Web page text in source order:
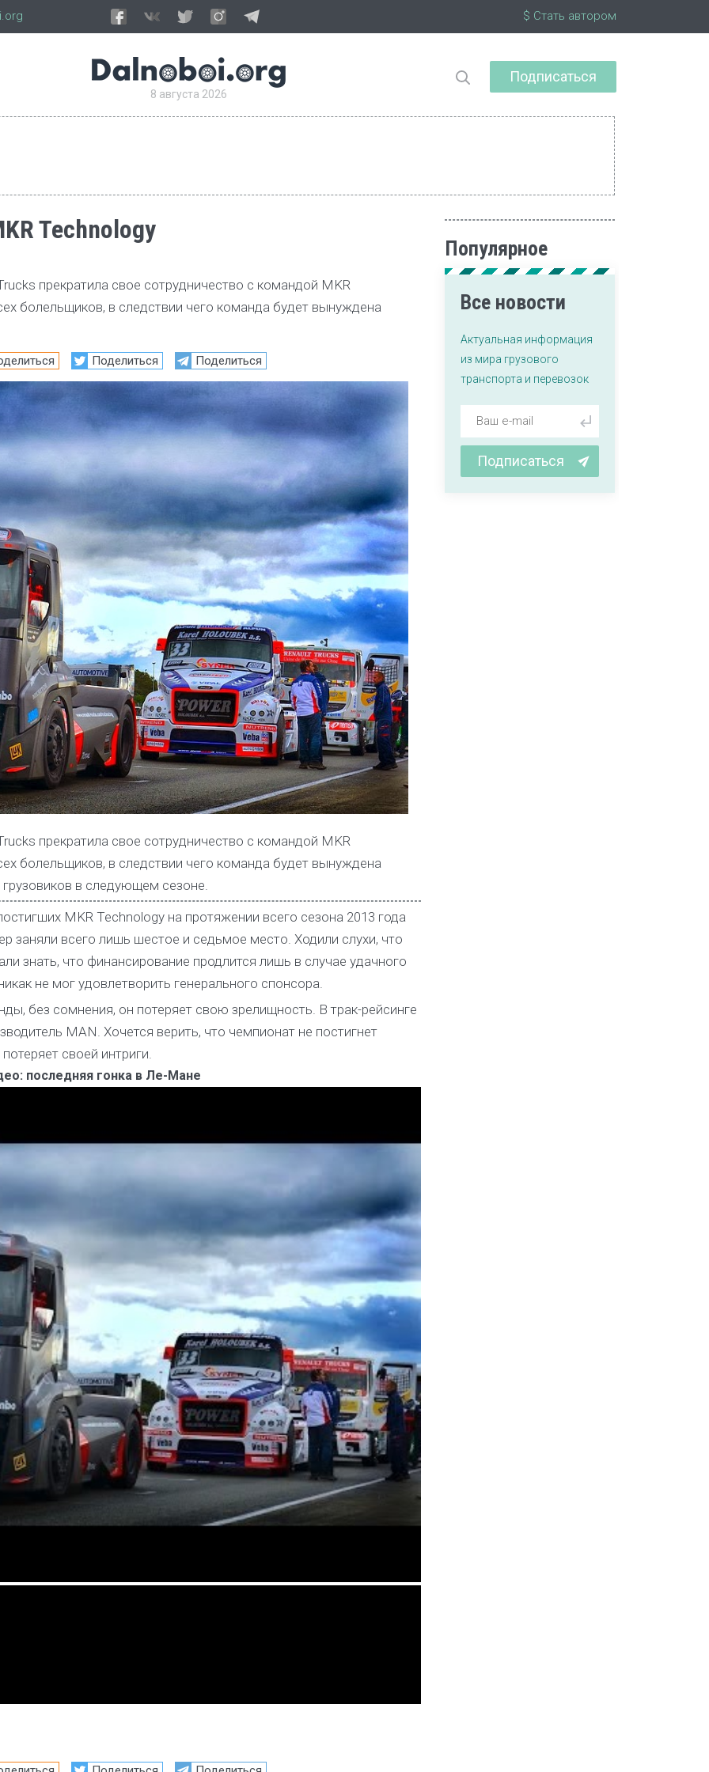
$ Стать автором
8 августа 2026
Подписаться
Technology
прекратила свое сотрудничество с командой MKR
болельщиков, в следствии чего команда будет вынуждена
Поделиться Поделиться
прекратила свое сотрудничество с командой MKR
болельщиков, в следствии чего команда будет вынуждена
в следующем сезоне.
MKR Technology на протяжении всего сезона 2013 года
заняли всего лишь шестое и седьмое место. Ходили слухи, что
знать, что финансирование продлится лишь в случае удачного
не мог удовлетворить генерального спонсора.
без сомнения, он потеряет свою зрелищность. В трак-рейсинге
MAN. Хочется верить, что чемпионат не постигнет
своей интриги.
последняя гонка в Ле-Мане
Популярное
Все новости
Актуальная информация
из мира грузового
транспорта и перевозок
Подписаться